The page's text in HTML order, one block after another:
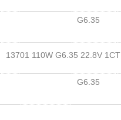
G6.35
13701 110W G6.35 22.8V 1CT
G6.35